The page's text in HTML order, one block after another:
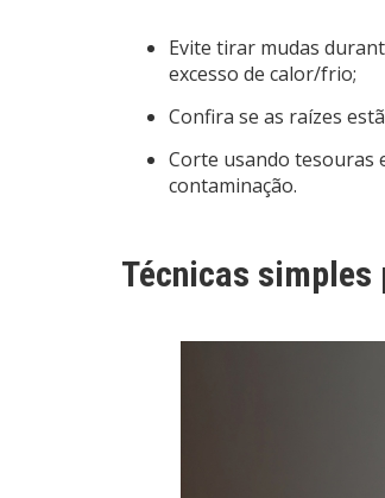
Evite tirar mudas
excesso de calor/frio;
Confira se as raízes
Corte usando tesouras
contaminação.
Técnicas simples